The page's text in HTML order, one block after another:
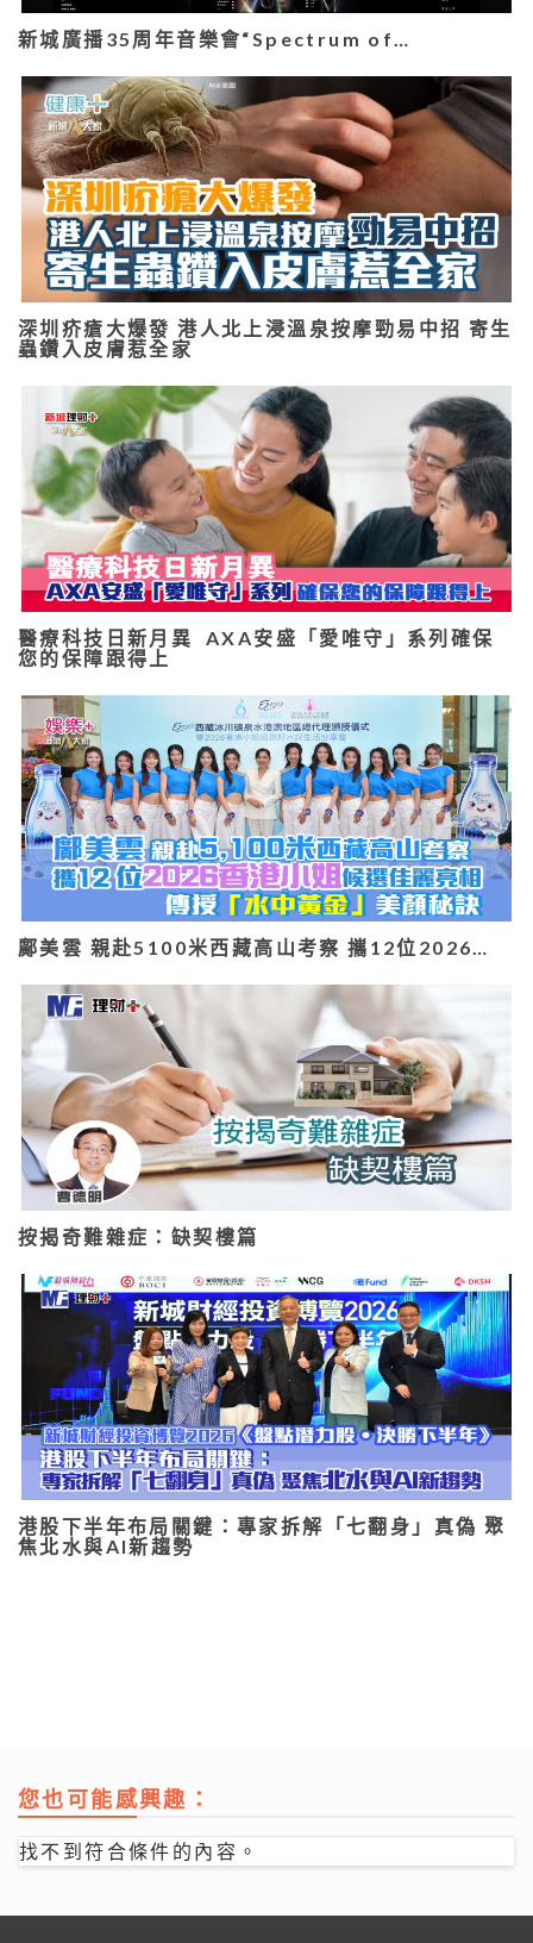
新城廣播35周年音樂會“Spectrum of…
深圳疥瘡大爆發 港人北上浸溫泉按摩勁易中招 寄生
蟲鑽入皮膚惹全家
醫療科技日新月異 AXA安盛「愛唯守」系列確保
您的保障跟得上
鄺美雲 親赴5100米西藏高山考察 攜12位2026…
按揭奇難雜症：缺契樓篇
港股下半年布局關鍵：專家拆解「七翻身」真偽 聚
焦北水與AI新趨勢
您也可能感興趣：
找不到符合條件的內容。